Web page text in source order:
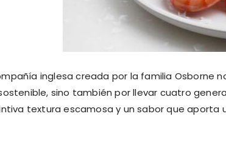
inglesa creada por la familia Osborne
sino también por llevar cuatro
textura escamosa y un sabor que